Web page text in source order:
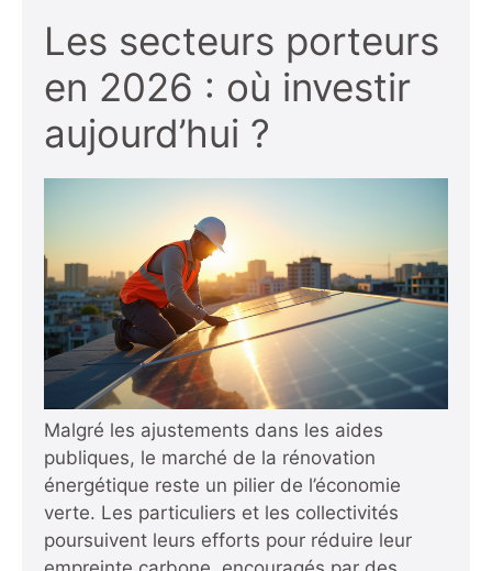
Les secteurs porteurs
en 2026 : où investir
aujourd’hui ?
Malgré les ajustements dans les aides
publiques, le marché de la rénovation
énergétique reste un pilier de l’économie
verte. Les particuliers et les collectivités
poursuivent leurs efforts pour réduire leur